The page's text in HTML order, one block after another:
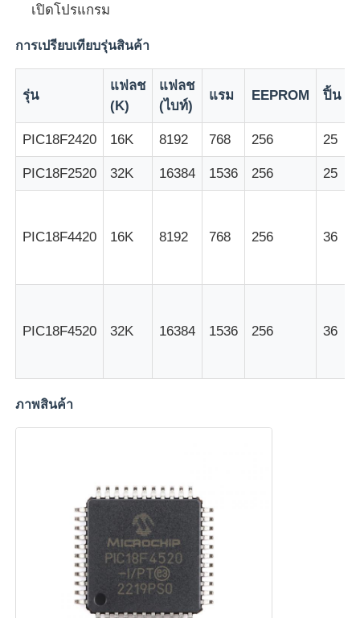
MPU IC
CPLD PLD
เครื่องตรวจจับความร้อนอินฟราเรด
ชิปไอซี DSP
ชิปหน่วยความจำ DRAM
ชิป SRAM
EPROM IC
UART IC
ADC DAC
เปิดโปรแกรม
การเปรียบเทียบรุ่นสินค้า
รุ่น
แฟลช
(K)
แฟลช
(ไบท์)
แรม EEPROM ปิ้น
PIC18F2420 16K 8192 768 256 25
PIC18F2520 32K 16384 1536 256 25
PIC18F4420 16K 8192 768 256 36
PIC18F4520 32K 16384 1536 256 36
ภาพสินค้า